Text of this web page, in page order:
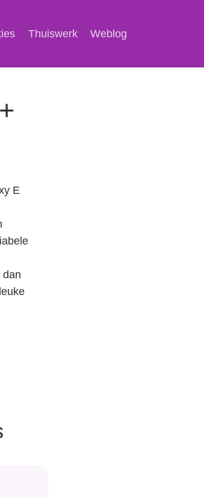
Thuiswerk Weblog
E
dan